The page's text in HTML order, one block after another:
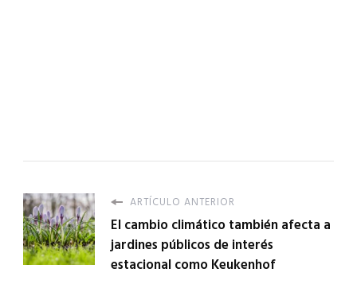
ARTÍCULO ANTERIOR
El cambio climático también afecta a
jardines públicos de interés
estacional como Keukenhof